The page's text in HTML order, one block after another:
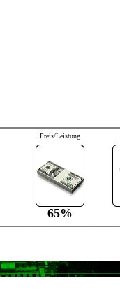
Preis/Leistung
65%